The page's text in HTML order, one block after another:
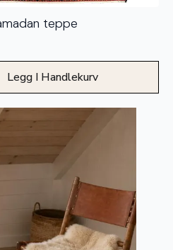
teppe
Legg I Handlekurv